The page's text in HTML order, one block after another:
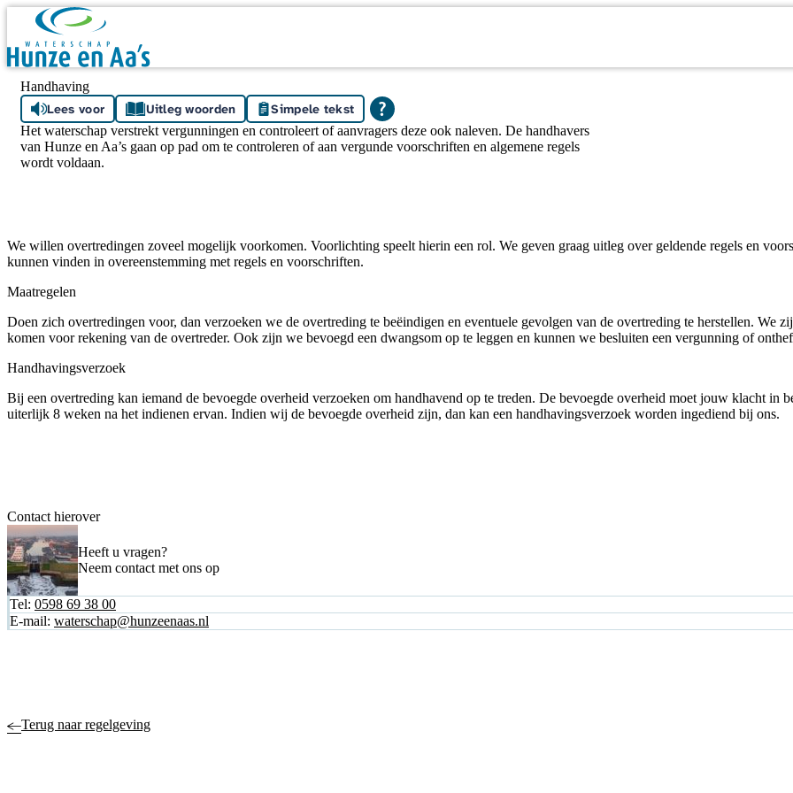
Skip navigation
Handhaving
Lees voor Uitleg woorden Simpele tekst
Het waterschap verstrekt vergunningen en controleert of aanvragers deze ook naleven. De handhavers
van Hunze en Aa’s gaan op pad om te controleren of aan vergunde voorschriften en algemene regels
wordt voldaan.
We willen overtredingen zoveel mogelijk voorkomen. Voorlichting speelt hierin een rol. We geven graag uitleg over geldende regels en
kunnen vinden in overeenstemming met regels en voorschriften.
Maatregelen
Doen zich overtredingen voor, dan verzoeken we de overtreding te beëindigen en eventuele gevolgen van de overtreding te herstellen. We
komen voor rekening van de overtreder. Ook zijn we bevoegd een dwangsom op te leggen en kunnen we besluiten een vergunning of
Handhavingsverzoek
Bij een overtreding kan iemand de bevoegde overheid verzoeken om handhavend op te treden. De bevoegde overheid moet jouw klacht in
uiterlijk 8 weken na het indienen ervan. Indien wij de bevoegde overheid zijn, dan kan een handhavingsverzoek worden ingediend bij ons.
Contact hierover
Heeft u vragen?
Neem contact met ons op
Tel: 0598 69 38 00
E-mail: waterschap@hunzeenaas.nl
Terug naar regelgeving